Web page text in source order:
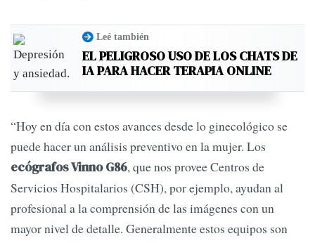
Leé también
EL PELIGROSO USO DE LOS CHATS DE
IA PARA HACER TERAPIA ONLINE
“Hoy en día con estos avances desde lo ginecológico se
puede hacer un análisis preventivo en la mujer. Los
ecógrafos Vinno G86, que nos provee Centros de
Servicios Hospitalarios (CSH), por ejemplo, ayudan al
profesional a la comprensión de las imágenes con un
mayor nivel de detalle. Generalmente estos equipos son